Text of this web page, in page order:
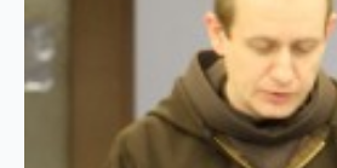
Berhidai Piusz lettek tagjai a
testületnek. Az ő